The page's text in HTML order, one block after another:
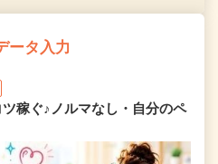
ータ入力
稼ぐ♪ノルマなし・自分のペ